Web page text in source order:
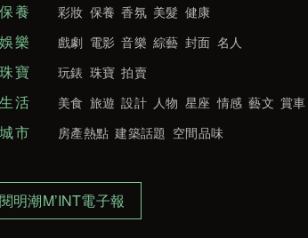
養 彩妝 保養 香氛 美髮 健康
樂 戲劇 電影 音樂 綜藝 封面 名人
寶 玩錶 珠寶 拍賣
活 美食 旅遊 設計 人物 星座 情感 藝文 賞車
市 房產熱點 建築話題 空間品味
明潮M’INT電子報